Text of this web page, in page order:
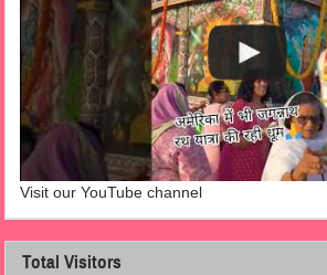
Visit our YouTube channel
Total Visitors